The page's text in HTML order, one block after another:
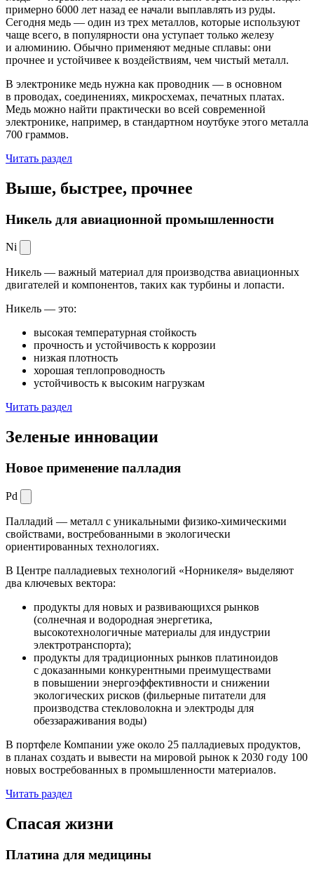
примерно 6000 лет назад ее начали выплавлять из руды.
Сегодня медь — один из трех металлов, которые используют
чаще всего, в популярности она уступает только железу
и алюминию. Обычно применяют медные сплавы: они
прочнее и устойчивее к воздействиям, чем чистый металл.
В электронике медь нужна как проводник — в основном
в проводах, соединениях, микросхемах, печатных платах.
Медь можно найти практически во всей современной
электронике, например, в стандартном ноутбуке этого металла
700 граммов.
Читать раздел
Выше, быстрее, прочнее
Никель для авиационной промышленности
Ni
Никель — важный материал для производства авиационных
двигателей и компонентов, таких как турбины и лопасти.
Никель — это:
высокая температурная стойкость
прочность и устойчивость к коррозии
низкая плотность
хорошая теплопроводность
устойчивость к высоким нагрузкам
Читать раздел
Зеленые инновации
Новое применение палладия
Pd
Палладий — металл с уникальными физико-химическими
свойствами, востребованными в экологически
ориентированных технологиях.
В Центре палладиевых технологий «Норникеля» выделяют
два ключевых вектора:
продукты для новых и развивающихся рынков
(солнечная и водородная энергетика,
высокотехнологичные материалы для индустрии
электротранспорта);
продукты для традиционных рынков платиноидов
с доказанными конкурентными преимуществами
в повышении энергоэффективности и снижении
экологических рисков (фильерные питатели для
производства стекловолокна и электроды для
обеззараживания воды)
В портфеле Компании уже около 25 палладиевых продуктов,
в планах создать и вывести на мировой рынок к 2030 году 100
новых востребованных в промышленности материалов.
Читать раздел
Спасая жизни
Платина для медицины